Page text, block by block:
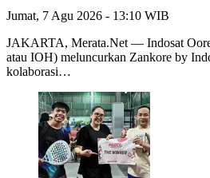
Jumat, 7 Agu 2026 - 13:10 WIB
JAKARTA, Merata.Net — Indosat
atau IOH) meluncurkan Zankore by
kolaborasi…